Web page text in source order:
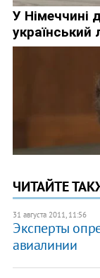
ЧИТАЙТЕ
31 августа 2011, 11:56
Эксперты
авиалинии